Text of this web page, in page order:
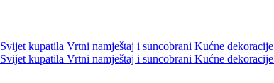
Svijet kupatila Vrtni namještaj i suncobrani Kućne dekoracije
Svijet kupatila Vrtni namještaj i suncobrani Kućne dekoracije